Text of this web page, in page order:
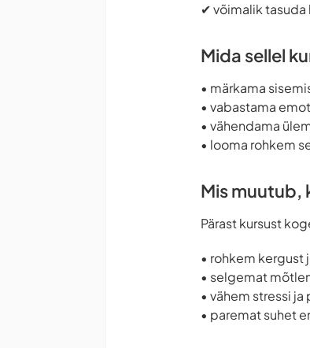
✔ võimalik tasuda
Mida sellel
• märkama
• vabastama
• vähendama
• looma rohkem
Mis muutub,
Pärast kursust
• rohkem kergust
• selgemat
• vähem stressi
• paremat suhet